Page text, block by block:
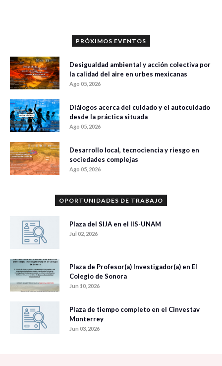
PRÓXIMOS EVENTOS
Desigualdad ambiental y acción colectiva por
la calidad del aire en urbes mexicanas
Ago 05, 2026
Diálogos acerca del cuidado y el autocuidado
desde la práctica situada
Ago 05, 2026
Desarrollo local, tecnociencia y riesgo en
sociedades complejas
Ago 05, 2026
OPORTUNIDADES DE TRABAJO
Plaza del SIJA en el IIS-UNAM
Jul 02, 2026
Plaza de Profesor(a) Investigador(a) en El
Colegio de Sonora
Jun 10, 2026
Plaza de tiempo completo en el Cinvestav
Monterrey
Jun 03, 2026